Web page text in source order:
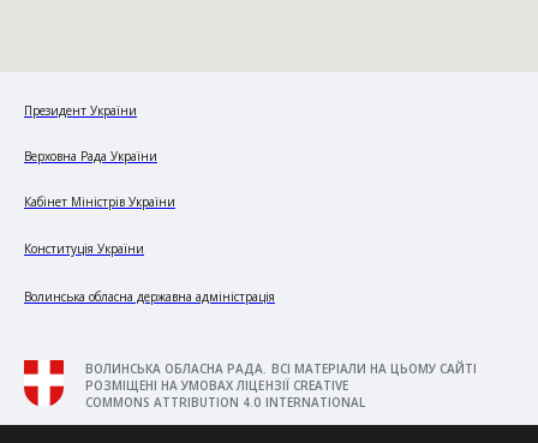
Президент України
Верховна Рада України
Кабінет Міністрів України
Конституція України
Волинська обласна державна адміністрація
ВОЛИНСЬКА ОБЛАСНА РАДА. ВСІ МАТЕРІАЛИ НА ЦЬОМУ САЙТІ
РОЗМІЩЕНІ НА УМОВАХ ЛІЦЕНЗІЇ CREATIVE
COMMONS ATTRIBUTION 4.0 INTERNATIONAL